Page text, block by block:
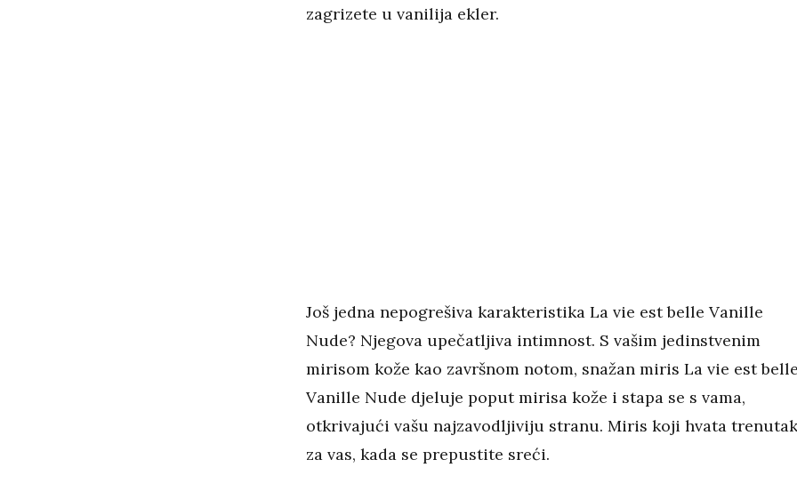
zagrizete u vanilija ekler.
Još jedna nepogrešiva karakteristika La vie est belle Vanille
Nude? Njegova upečatljiva intimnost. S vašim jedinstvenim
mirisom kože kao završnom notom, snažan miris La vie est
Vanille Nude djeluje poput mirisa kože i stapa se s vama,
otkrivajući vašu najzavodljiviju stranu. Miris koji hvata trenutak
za vas, kada se prepustite sreći.